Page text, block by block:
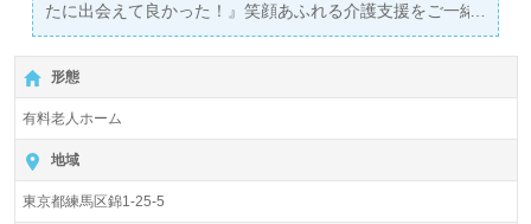
たに出会えて良かった！』笑顔あふれる介護支援をご一緒
に＞
◎介護職/正社員募集◎【月給208,000円～233,000円/賞与
2回】『上板橋駅』徒歩15分。
入居定員52名（52室/全室個室）『練馬やわらぎ苑』株式
会社川島コーポレーション（本社：千葉県君津市）様の運
営です。従業員数6,700名以上、全国に145ヶ所以上の介護
付き有料老人ホーム、デイサービスを展開されています。
形態
有料老人ホーム
地域
東京都練馬区錦1-25-5